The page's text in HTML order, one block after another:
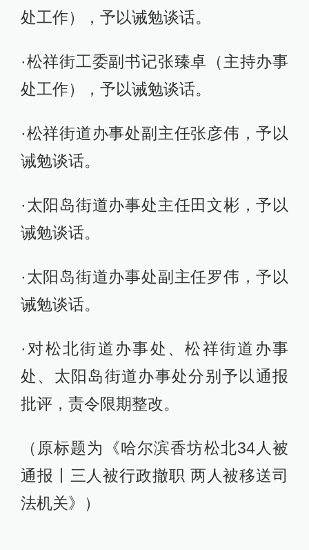
处工作），予以诫勉谈话。
·松祥街工委副书记张臻卓（主持办事
处工作），予以诫勉谈话。
·松祥街道办事处副主任张彦伟，予以
诫勉谈话。
·太阳岛街道办事处主任田文彬，予以
诫勉谈话。
·太阳岛街道办事处副主任罗伟，予以
诫勉谈话。
·对松北街道办事处、松祥街道办事
处、太阳岛街道办事处分别予以通报
批评，责令限期整改。
（原标题为《哈尔滨香坊松北34人被
通报丨三人被行政撤职 两人被移送司
法机关》）